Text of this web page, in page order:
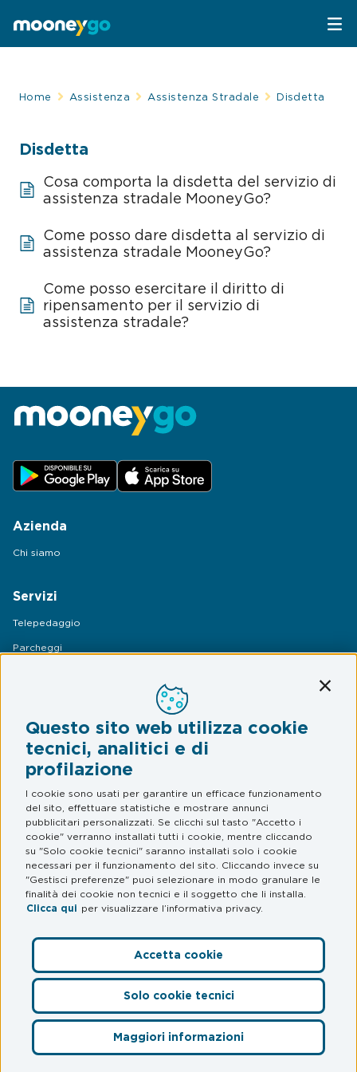
Questo sito web utilizza cookie
tecnici, analitici e di
profilazione
I cookie sono usati per garantire un efficace funzionamento
del sito, effettuare statistiche e mostrare annunci
pubblicitari personalizzati. Se clicchi sul tasto "Accetto i
cookie" verranno installati tutti i cookie, mentre cliccando
su "Solo cookie tecnici" saranno installati solo i cookie
necessari per il funzionamento del sito. Cliccando invece su
"Gestisci preferenze" puoi selezionare in modo granulare le
finalità dei cookie non tecnici e il soggetto che li installa.
Clicca qui per visualizzare l’informativa privacy.
Accetta cookie
Solo cookie tecnici
Maggiori informazioni
Spostati con MooneyGo
Treni e bus
Taxi
Telepedaggio
Parcheggi convenzionati
Area C di Milano
FAQ
Home Assistenza Assistenza Stradale Disdetta
Disdetta
Cosa comporta la disdetta del servizio di
assistenza stradale MooneyGo?
Come posso dare disdetta al servizio di
assistenza stradale MooneyGo?
Come posso esercitare il diritto di
ripensamento per il servizio di
assistenza stradale?
Azienda
Chi siamo
Servizi
Telepedaggio
Parcheggi
Legal & Privacy
Termini e condizioni
Informativa privacy
Web Privacy e Cookie Policy
FAQ
Domande frequenti
© myCicero S.r.l.– Società del Gruppo Mooney – P. IVA
12564030968 – S.S. Adriatica Sud 228/D –
60619 Senigallia (AN). MooneyGo è un marchio registrato di